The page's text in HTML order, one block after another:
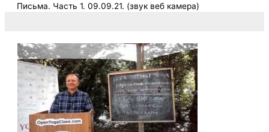
Письма. Часть 1. 09.09.21. (звук веб камера)